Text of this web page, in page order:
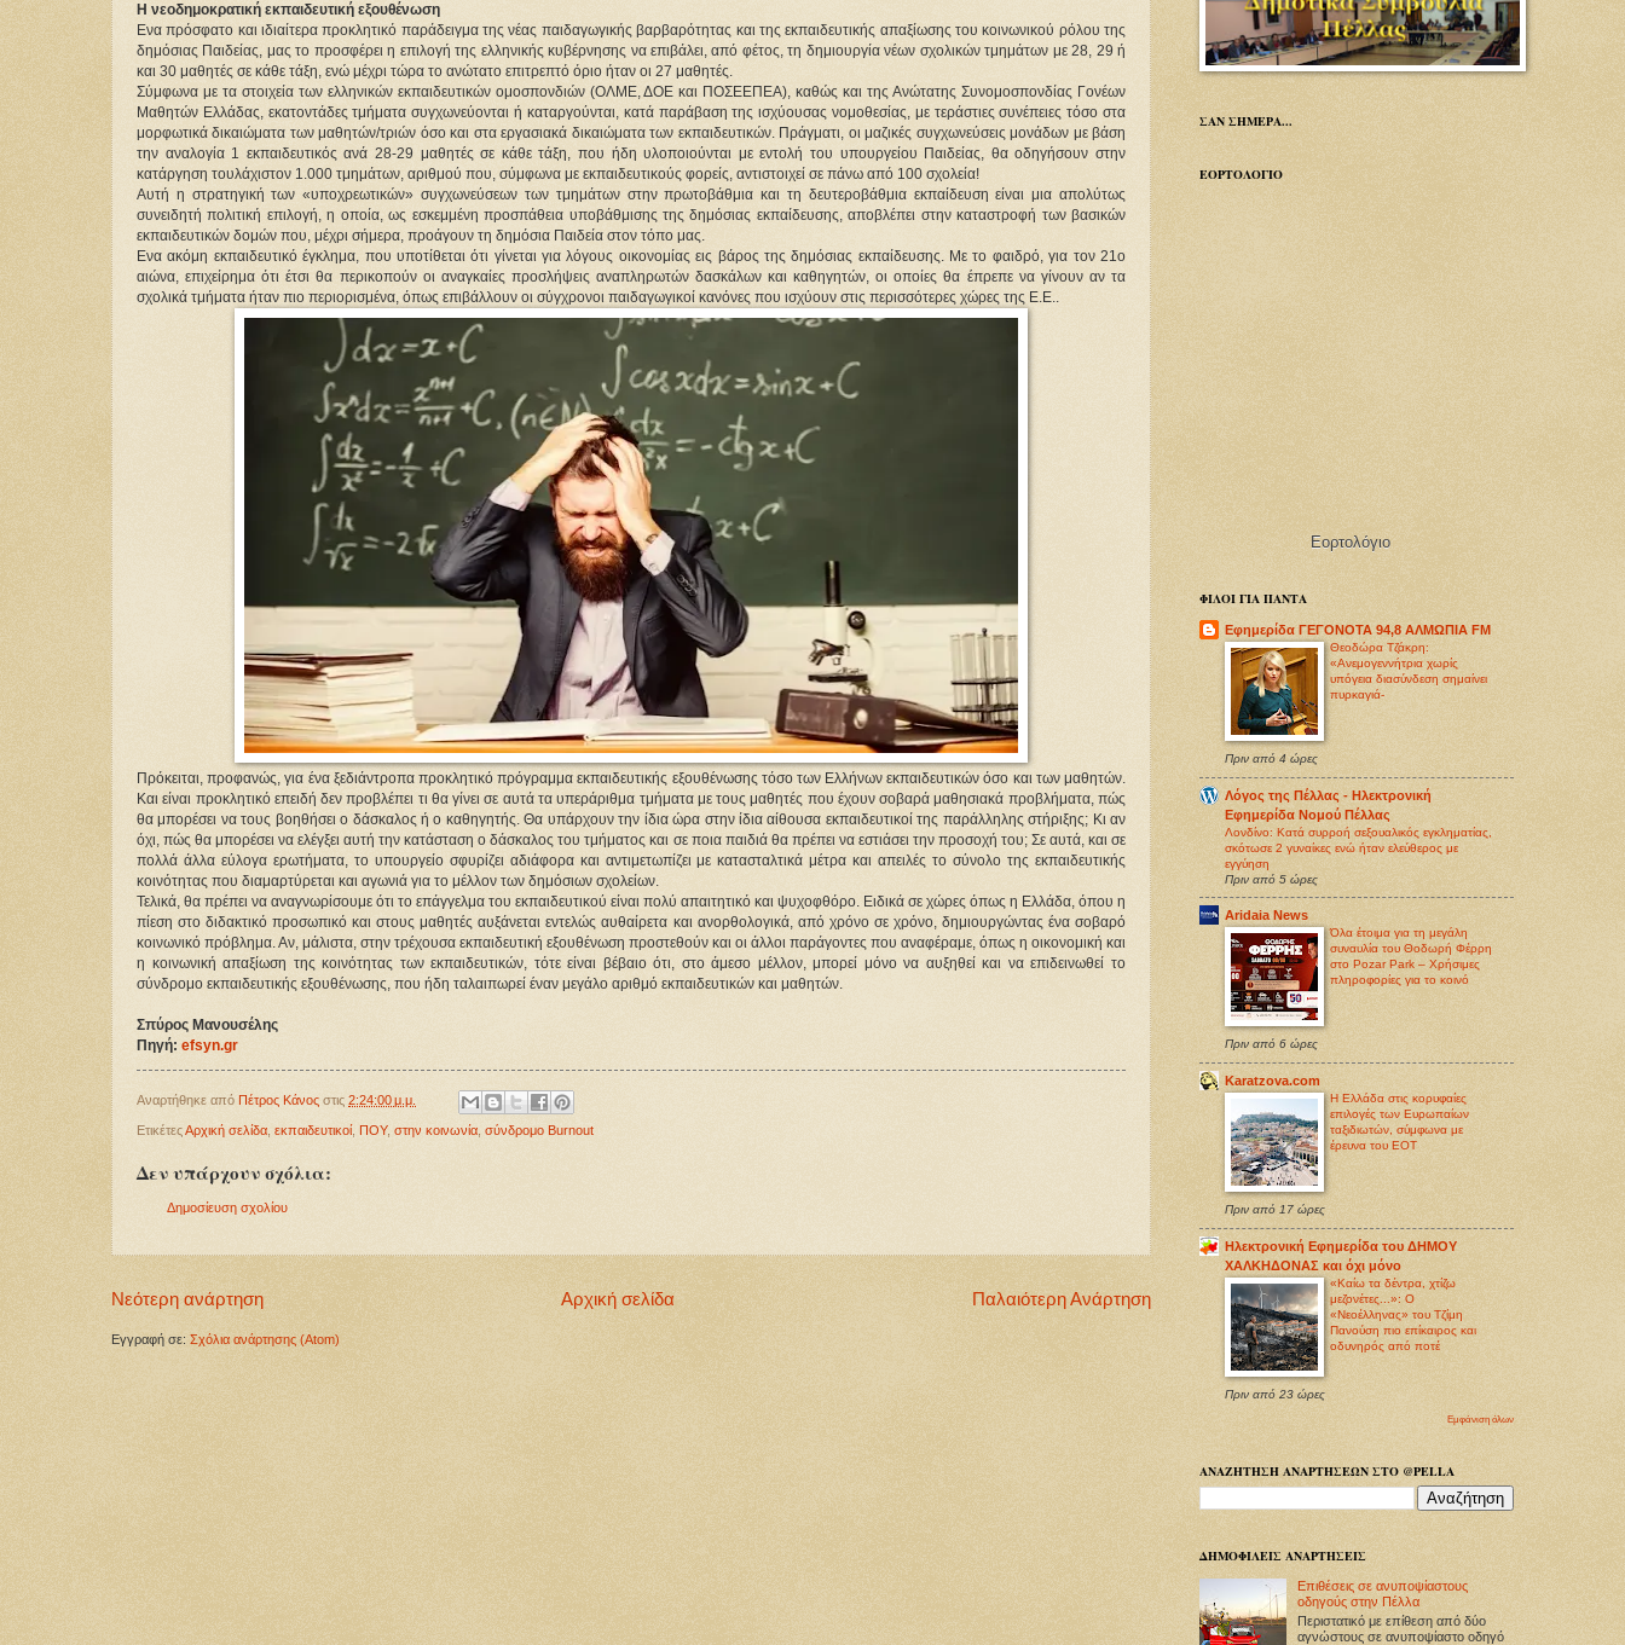
H νεοδημοκρατική εκπαιδευτική εξουθένωση
Ενα πρόσφατο και ιδιαίτερα προκλητικό παράδειγμα της νέας παιδαγωγικής βαρβαρότητας και της εκπαιδευτικής απαξίωσης του κοινωνικού ρόλου της
δημόσιας Παιδείας, μας το προσφέρει η επιλογή της ελληνικής κυβέρνησης να επιβάλει, από φέτος, τη δημιουργία νέων σχολικών τμημάτων με 28, 29 ή
και 30 μαθητές σε κάθε τάξη, ενώ μέχρι τώρα το ανώτατο επιτρεπτό όριο ήταν οι 27 μαθητές.
Σύμφωνα με τα στοιχεία των ελληνικών εκπαιδευτικών ομοσπονδιών (ΟΛΜΕ, ΔΟΕ και ΠΟΣΕΕΠΕΑ), καθώς και της Ανώτατης Συνομοσπονδίας Γονέων
Μαθητών Ελλάδας, εκατοντάδες τμήματα συγχωνεύονται ή καταργούνται, κατά παράβαση της ισχύουσας νομοθεσίας, με τεράστιες συνέπειες τόσο στα
μορφωτικά δικαιώματα των μαθητών/τριών όσο και στα εργασιακά δικαιώματα των εκπαιδευτικών. Πράγματι, οι μαζικές συγχωνεύσεις μονάδων με βάση
την αναλογία 1 εκπαιδευτικός ανά 28-29 μαθητές σε κάθε τάξη, που ήδη υλοποιούνται με εντολή του υπουργείου Παιδείας, θα οδηγήσουν στην
κατάργηση τουλάχιστον 1.000 τμημάτων, αριθμού που, σύμφωνα με εκπαιδευτικούς φορείς, αντιστοιχεί σε πάνω από 100 σχολεία!
Αυτή η στρατηγική των «υποχρεωτικών» συγχωνεύσεων των τμημάτων στην πρωτοβάθμια και τη δευτεροβάθμια εκπαίδευση είναι μια απολύτως
συνειδητή πολιτική επιλογή, η οποία, ως εσκεμμένη προσπάθεια υποβάθμισης της δημόσιας εκπαίδευσης, αποβλέπει στην καταστροφή των βασικών
εκπαιδευτικών δομών που, μέχρι σήμερα, προάγουν τη δημόσια Παιδεία στον τόπο μας.
Ενα ακόμη εκπαιδευτικό έγκλημα, που υποτίθεται ότι γίνεται για λόγους οικονομίας εις βάρος της δημόσιας εκπαίδευσης. Με το φαιδρό, για τον 21ο
αιώνα, επιχείρημα ότι έτσι θα περικοπούν οι αναγκαίες προσλήψεις αναπληρωτών δασκάλων και καθηγητών, οι οποίες θα έπρεπε να γίνουν αν τα
σχολικά τμήματα ήταν πιο περιορισμένα, όπως επιβάλλουν οι σύγχρονοι παιδαγωγικοί κανόνες που ισχύουν στις περισσότερες χώρες της Ε.Ε..
Πρόκειται, προφανώς, για ένα ξεδιάντροπα προκλητικό πρόγραμμα εκπαιδευτικής εξουθένωσης τόσο των Ελλήνων εκπαιδευτικών όσο και των μαθητών.
Και είναι προκλητικό επειδή δεν προβλέπει τι θα γίνει σε αυτά τα υπεράριθμα τμήματα με τους μαθητές που έχουν σοβαρά μαθησιακά προβλήματα, πώς
θα μπορέσει να τους βοηθήσει ο δάσκαλος ή ο καθηγητής. Θα υπάρχουν την ίδια ώρα στην ίδια αίθουσα εκπαιδευτικοί της παράλληλης στήριξης; Κι αν
όχι, πώς θα μπορέσει να ελέγξει αυτή την κατάσταση ο δάσκαλος του τμήματος και σε ποια παιδιά θα πρέπει να εστιάσει την προσοχή του; Σε αυτά, και σε
πολλά άλλα εύλογα ερωτήματα, το υπουργείο σφυρίζει αδιάφορα και αντιμετωπίζει με κατασταλτικά μέτρα και απειλές το σύνολο της εκπαιδευτικής
κοινότητας που διαμαρτύρεται και αγωνιά για το μέλλον των δημόσιων σχολείων.
Τελικά, θα πρέπει να αναγνωρίσουμε ότι το επάγγελμα του εκπαιδευτικού είναι πολύ απαιτητικό και ψυχοφθόρο. Ειδικά σε χώρες όπως η Ελλάδα, όπου η
πίεση στο διδακτικό προσωπικό και στους μαθητές αυξάνεται εντελώς αυθαίρετα και ανορθολογικά, από χρόνο σε χρόνο, δημιουργώντας ένα σοβαρό
κοινωνικό πρόβλημα. Αν, μάλιστα, στην τρέχουσα εκπαιδευτική εξουθένωση προστεθούν και οι άλλοι παράγοντες που αναφέραμε, όπως η οικονομική και
η κοινωνική απαξίωση της κοινότητας των εκπαιδευτικών, τότε είναι βέβαιο ότι, στο άμεσο μέλλον, μπορεί μόνο να αυξηθεί και να επιδεινωθεί το
σύνδρομο εκπαιδευτικής εξουθένωσης, που ήδη ταλαιπωρεί έναν μεγάλο αριθμό εκπαιδευτικών και μαθητών.
Σπύρος Μανουσέλης
Πηγή: efsyn.gr
Αναρτήθηκε από Πέτρος Κάνος στις 2:24:00 μ.μ.
ΕτικέτεςΑρχική σελίδα εκπαιδευτικοί, ΠΟΥ, στην κοινωνία σύνδρομο Burnout
Δεν υπάρχουν σχόλια:
Δημοσίευση σχολίου
Νεότερη ανάρτηση Παλαιότερη Ανάρτηση
Αρχική σελίδα
Εγγραφή σε: Σχόλια ανάρτησης (Atom)
ΣΑΝ ΣΗΜΕΡΑ...
ΕΟΡΤΟΛΟΓΙΟ
Εορτολόγιο
ΦΙΛΟΙ ΓΙΑ ΠΑΝΤΑ
Εφημερίδα ΓΕΓΟΝΟΤΑ 94,8 ΑΛΜΩΠΙΑ FM
Θεοδώρα Τζάκρη:
«Ανεμογεννήτρια χωρίς
υπόγεια διασύνδεση σημαίνει
πυρκαγιά-
Πριν από 4 ώρες
Λόγος της Πέλλας - Ηλεκτρονική
Εφημερίδα Νομού Πέλλας
Λονδίνο: Κατά συρροή σεξoυαλικός εγκληματίας,
σκότωσε 2 γυναίκες ενώ ήταν ελεύθερος με
εγγύηση
Πριν από 5 ώρες
Aridaia News
Όλα έτοιμα για τη μεγάλη
συναυλία του Θοδωρή Φέρρη
στο Pozar Park – Χρήσιμες
πληροφορίες για το κοινό
Πριν από 6 ώρες
Karatzova.com
Η Ελλάδα στις κορυφαίες
επιλογές των Ευρωπαίων
ταξιδιωτών, σύμφωνα με
έρευνα του ΕΟΤ
Πριν από 17 ώρες
Ηλεκτρονική Εφημερίδα του ΔΗΜΟΥ
ΧΑΛΚΗΔΟΝΑΣ και όχι μόνο
«Καίω τα δέντρα, χτίζω
μεζονέτες...»: Ο
«Νεοέλληνας» του Τζίμη
Πανούση πιο επίκαιρος και
οδυνηρός από ποτέ
Πριν από 23 ώρες
Εμφάνιση όλων
ΑΝΑΖΗΤΗΣΗ ΑΝΑΡΤΗΣΕΩΝ ΣΤΟ @PELLA
ΔΗΜΟΦΙΛΕΙΣ ΑΝΑΡΤΗΣΕΙΣ
Επιθέσεις σε ανυποψίαστους
οδηγούς στην Πέλλα
Περιστατικό με επίθεση από δύο
αγνώστους σε ανυποψίαστο οδηγό